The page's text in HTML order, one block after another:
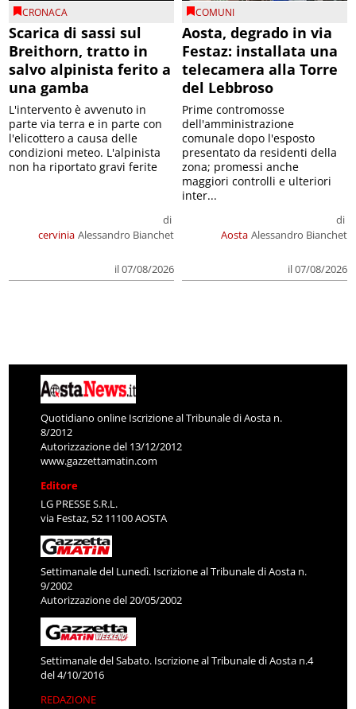
CRONACA
Scarica di sassi sul
Breithorn, tratto in
salvo alpinista ferito a
una gamba
cervinia
di
Alessandro Bianchet
il 07/08/2026
L'intervento è avvenuto in
parte via terra e in parte con
l'elicottero a causa delle
condizioni meteo. L'alpinista
non ha riportato gravi ferite
COMUNI
Aosta, degrado in via
Festaz: installata una
telecamera alla Torre
del Lebbroso
Aosta
di
Alessandro Bianchet
il 07/08/2026
Prime contromosse
dell'amministrazione
comunale dopo l'esposto
presentato da residenti della
zona; promessi anche
maggiori controlli e ulteriori
inter...
Quotidiano online Iscrizione al Tribunale di Aosta n.
8/2012
Autorizzazione del 13/12/2012
www.gazzettamatin.com
Editore
LG PRESSE S.R.L.
via Festaz, 52 11100 AOSTA
Settimanale del Lunedì. Iscrizione al Tribunale di Aosta n.
9/2002
Autorizzazione del 20/05/2002
Settimanale del Sabato. Iscrizione al Tribunale di Aosta n.4
del 4/10/2016
REDAZIONE